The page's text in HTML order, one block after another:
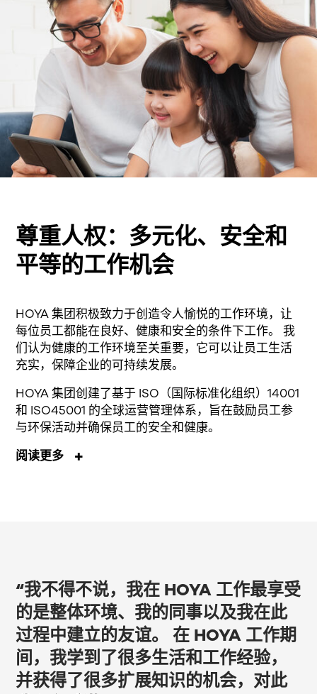
尊重人权：多元化、安全和
平等的工作机会
HOYA 集团积极致力于创造令人愉悦的工作环境，让
每位员工都能在良好、健康和安全的条件下工作。 我
们认为健康的工作环境至关重要，它可以让员工生活
充实，保障企业的可持续发展。
HOYA 集团创建了基于 ISO（国际标准化组织）14001
和 ISO45001 的全球运营管理体系，旨在鼓励员工参
与环保活动并确保员工的安全和健康。
阅读更多
“我不得不说，我在 HOYA 工作最享受
的是整体环境、我的同事以及我在此
过程中建立的友谊。 在 HOYA 工作期
间，我学到了很多生活和工作经验，
并获得了很多扩展知识的机会，对此